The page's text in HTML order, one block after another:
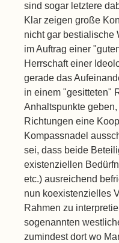
sind sogar letztere
Klar zeigen große
nicht gar bestialische
im Auftrag einer
Herrschaft einer
gerade das
in einem "gesitteten"
Anhaltspunkte
Richtungen eine
Kompassnadel
sei, dass beide
existenziellen
etc.) ausreichend
nun koexistenzielles
Rahmen zu
sogenannten
zumindest dort wo